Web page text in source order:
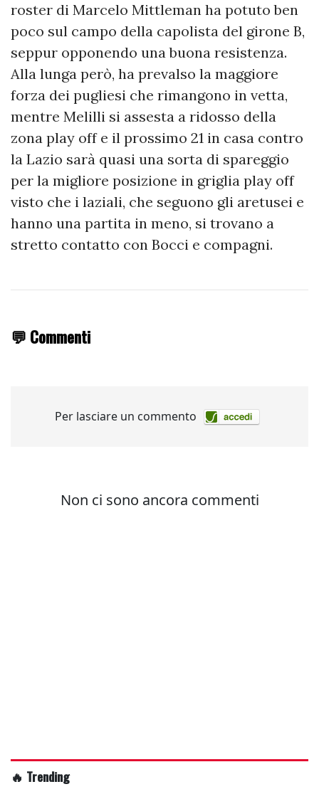
roster di Marcelo Mittleman ha potuto ben
poco sul campo della capolista del girone B,
seppur opponendo una buona resistenza.
Alla lunga però, ha prevalso la maggiore
forza dei pugliesi che rimangono in vetta,
mentre Melilli si assesta a ridosso della
zona play off e il prossimo 21 in casa contro
la Lazio sarà quasi una sorta di spareggio
per la migliore posizione in griglia play off
visto che i laziali, che seguono gli aretusei e
hanno una partita in meno, si trovano a
stretto contatto con Bocci e compagni.
💬 Commenti
🔥 Trending